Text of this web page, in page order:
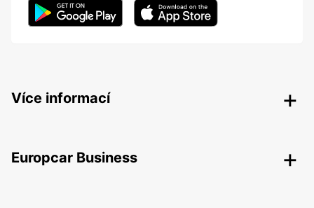
Více informací
Europcar Business